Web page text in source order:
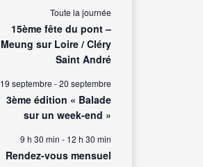
Toute la journée
15ème fête du pont –
Meung sur Loire / Cléry
Saint André
19 septembre -20 septembre
3ème édition « Balade
sur un week-end »
9 h 30 min - 12 h 30 min
Rendez-vous mensuel